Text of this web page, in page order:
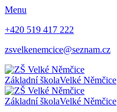
Menu
+420 519 417 222
zsvelkenemcice@seznam.cz
Základní školaVelké Němčice
Základní školaVelké Němčice